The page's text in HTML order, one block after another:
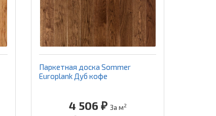
Паркетная доска Sommer
Europlank Дуб кофе
4 506 ₽ За м2